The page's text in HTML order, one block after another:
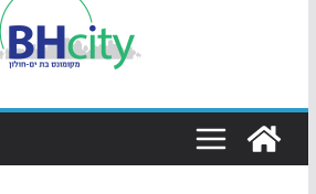
הקיץ של בני הנוער בבת־ים: חוף
בטוח בשעות הערב